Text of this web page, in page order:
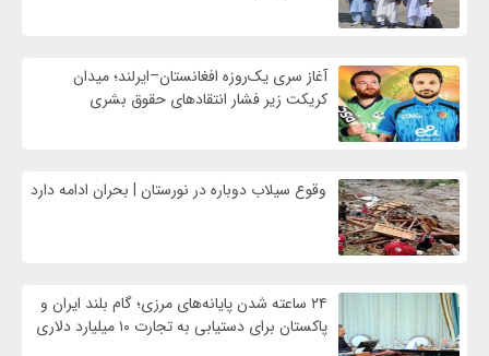
آغاز سری یک‌روزه افغانستان–ایرلند؛ میدان
کریکت زیر فشار انتقادهای حقوق بشری
وقوع سیلاب دوباره در نورستان | بحران ادامه دارد
۲۴ ساعته شدن پایانه‌های مرزی؛ گام بلند ایران و
پاکستان برای دستیابی به تجارت ۱۰ میلیارد دلاری